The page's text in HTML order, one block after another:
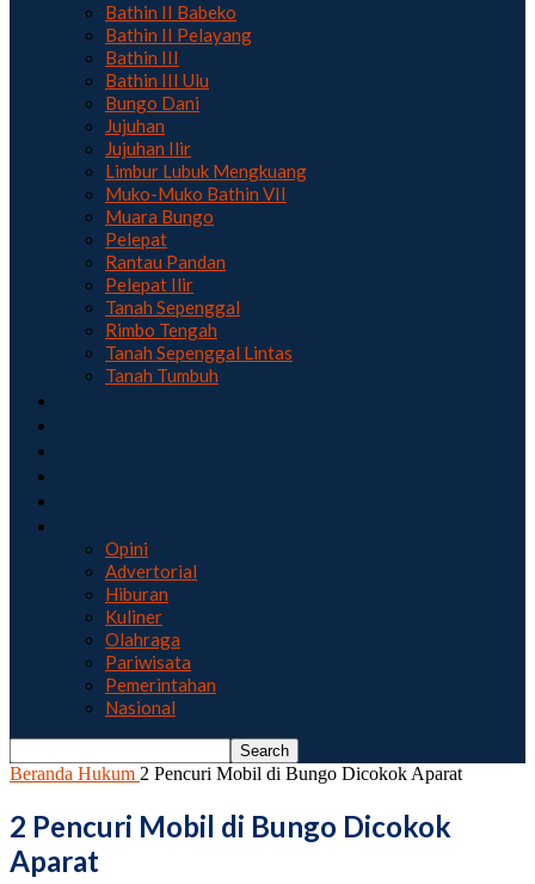
Bathin II Babeko
Bathin II Pelayang
Bathin III
Bathin III Ulu
Bungo Dani
Jujuhan
Jujuhan Ilir
Limbur Lubuk Mengkuang
Muko-Muko Bathin VII
Muara Bungo
Pelepat
Rantau Pandan
Pelepat Ilir
Tanah Sepenggal
Rimbo Tengah
Tanah Sepenggal Lintas
Tanah Tumbuh
Opini
Advertorial
Hiburan
Kuliner
Olahraga
Pariwisata
Pemerintahan
Nasional
Beranda Hukum 2 Pencuri Mobil di Bungo Dicokok Aparat
2 Pencuri Mobil di Bungo Dicokok
Aparat